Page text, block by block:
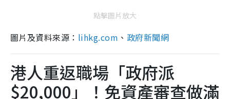
點擊圖片放大
圖片及資料來源： lihkg.com 、 政府新聞網
港人重返職場「政府派
$20,000」！免資產審查做滿